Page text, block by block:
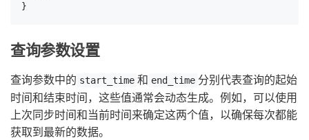
}
查询参数设置
查询参数中的 start_time 和 end_time 分别代表查询的起始
时间和结束时间，这些值通常会动态生成。例如，可以使用
上次同步时间和当前时间来确定这两个值，以确保每次都能
获取到最新的数据。